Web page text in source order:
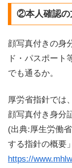
②本人確認の
顔写真付きの身
ド・パスポート
でも通るか。
厚労省指針では
顔写真付き身分
(出典:厚生労働
する指針の概要」
https://